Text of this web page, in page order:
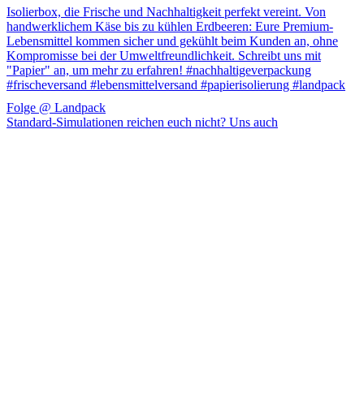
Folge @ Landpack
Standard-Simulationen reichen euch nicht? Uns auch